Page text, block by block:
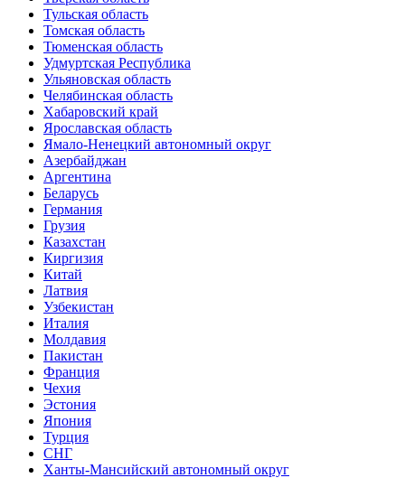
Тульская область
Томская область
Тюменская область
Удмуртская Республика
Ульяновская область
Челябинская область
Хабаровский край
Ярославская область
Ямало-Ненецкий автономный округ
Азербайджан
Аргентина
Беларусь
Германия
Грузия
Казахстан
Киргизия
Китай
Латвия
Узбекистан
Италия
Молдавия
Пакистан
Франция
Чехия
Эстония
Япония
Турция
СНГ
Ханты-Мансийский автономный округ